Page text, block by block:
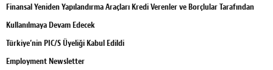
Finansal Yeniden Yapılandırma Araçları Kredi Verenler ve Borçlular Tarafından
Kullanılmaya Devam Edecek
Türkiye’nin PIC/S Üyeliği Kabul Edildi
Employment Newsletter